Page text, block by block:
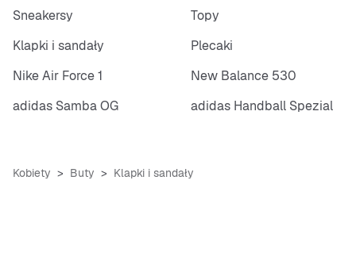
Sneakersy
Topy
Klapki i sandały
Plecaki
Nike Air Force 1
New Balance 530
adidas Samba OG
adidas Handball Spezial
Kobiety Buty Klapki i sandały